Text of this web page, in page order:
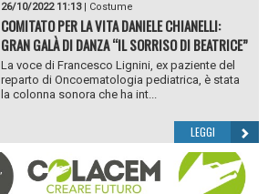
26/10/2022 11:13| Costume
COMITATO PER LA VITA DANIELE CHIANELLI:
GRAN GALÀ DI DANZA “IL SORRISO DI BEATRICE”
La voce di Francesco Lignini, ex paziente del
reparto di Oncoematologia pediatrica, è stata
la colonna sonora che ha int...
LEGGI